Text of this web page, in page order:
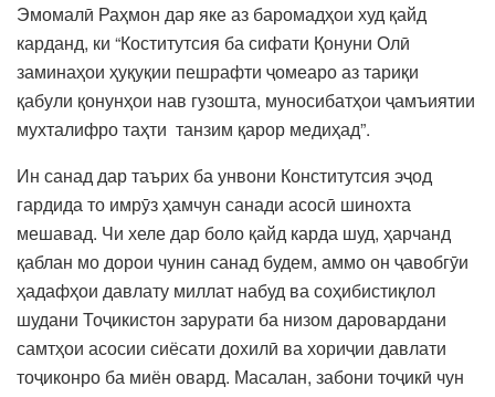
Эмомалӣ Раҳмон дар яке аз баромадҳои худ қайд
карданд, ки “Коститутсия ба сифати Қонуни Олӣ
заминаҳои ҳуқуқии пешрафти ҷомеаро аз тариқи
қабули қонунҳои нав гузошта, муносибатҳои ҷамъиятии
мухталифро таҳти танзим қарор медиҳад”.
Ин санад дар таърих ба унвони Конститутсия эҷод
гардида то имрӯз ҳамчун санади асосӣ шинохта
мешавад. Чи хеле дар боло қайд карда шуд, ҳарчанд
қаблан мо дорои чунин санад будем, аммо он ҷавобгӯи
ҳадафҳои давлату миллат набуд ва соҳибистиқлол
шудани Тоҷикистон зарурати ба низом даровардани
самтҳои асосии сиёсати дохилӣ ва хориҷии давлати
тоҷиконро ба миён овард. Масалан, забони тоҷикӣ чун